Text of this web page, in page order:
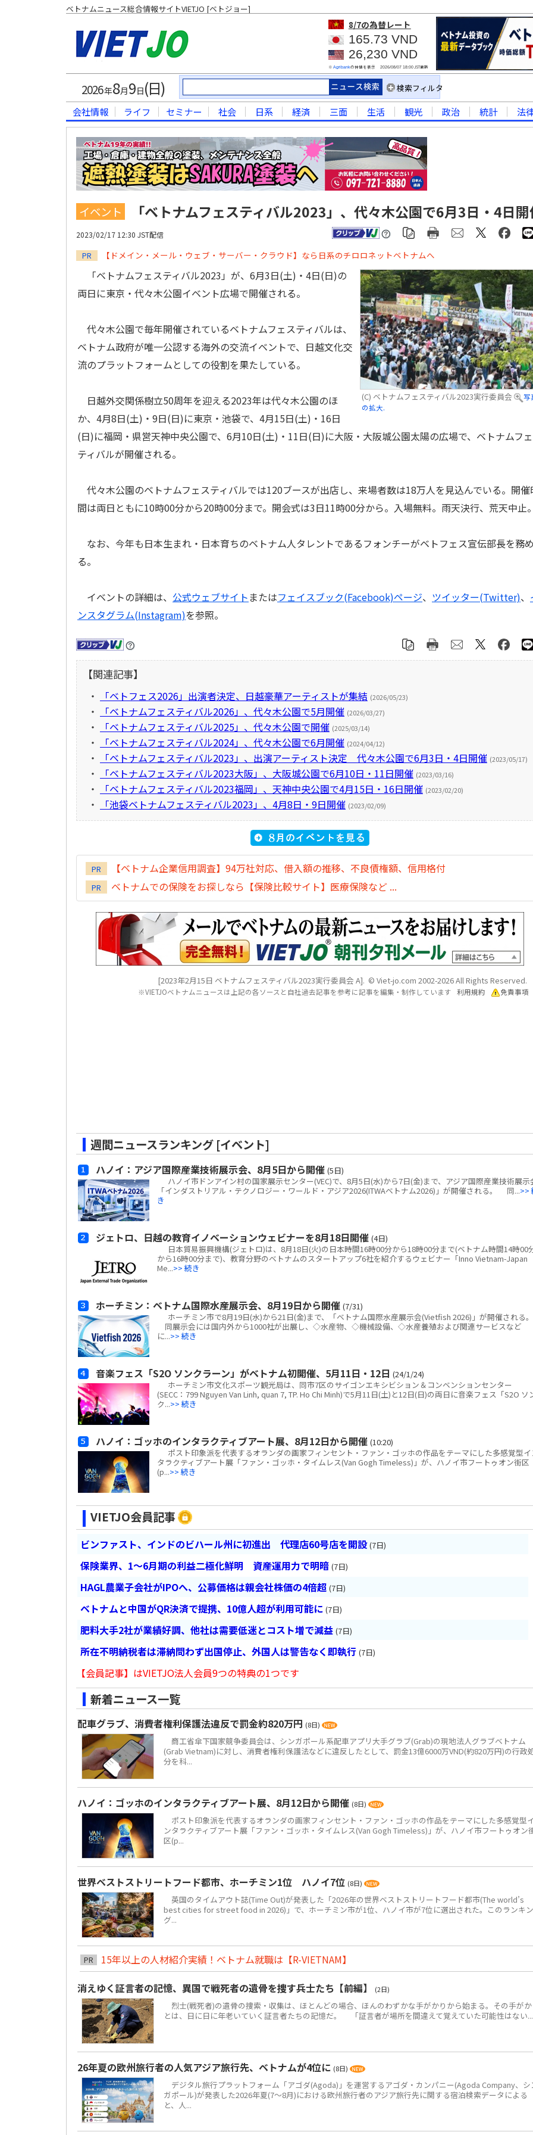
ベトナムニュース総合情報サイトVIETJO [ベトジョー]
8/7の為替レート
165.73 VND
26,230 VND
※ Agribankの仲値を表示 2026/08/07 18:00JST更新
2026年8月9 日(日) 検索フィルタ
会社情報 ライフ セミナー 社会 日系 経済 三面 生活 観光 政治 統計 法
イベント 「ベトナムフェスティバル2023」、代々木公園で6月3日・4日
2023/02/17 12:30 JST配信
PR 【ドメイン・メール・ウェブ・サーバー・クラウド】なら日系のチロロネットベトナムへ
(C) ベトナムフェスティバル2023実行委員会
写
の拡大.
「ベトナムフェスティバル2023」が、6月3日(土)・4日(日)の
両日に東京・代々木公園イベント広場で開催される。
代々木公園で毎年開催されているベトナムフェスティバルは、
ベトナム政府が唯一公認する海外の交流イベントで、日越文化交
流のプラットフォームとしての役割を果たしている。
日越外交関係樹立50周年を迎える2023年は代々木公園のほ
か、4月8日(土)・9日(日)に東京・池袋で、4月15日(土)・16日
(日)に福岡・県営天神中央公園で、6月10日(土)・11日(日)に大阪・大阪城公園太陽の広場で、ベトナムフ
ティバルが開催される。
代々木公園のベトナムフェスティバルでは120ブースが出店し、来場者数は18万人を見込んでいる。開催
間は両日ともに10時00分から20時00分まで。開会式は3日11時00分から。入場無料。雨天決行、荒天中止
なお、今年も日本生まれ・日本育ちのベトナム人タレントであるフォンチーがベトフェス宣伝部長を務
る。
イベントの詳細は、 公式ウェブサイト またはフェイスブック(Facebook)ページ、 ツイッター(Twitter)、
ンスタグラム(Instagram)を参照。
【関連記事】
・ 「ベトフェス2026」出演者決定、日越豪華アーティストが集結 (2026/05/23)
・ 「ベトナムフェスティバル2026」、代々木公園で5月開催 (2026/03/27)
・ 「ベトナムフェスティバル2025」、代々木公園で開催 (2025/03/14)
・ 「ベトナムフェスティバル2024」、代々木公園で6月開催 (2024/04/12)
・ 「ベトナムフェスティバル2023」、出演アーティスト決定 代々木公園で6月3日・4日開催 (2023/05/17)
・ 「ベトナムフェスティバル2023大阪」、大阪城公園で6月10日・11日開催 (2023/03/16)
・ 「ベトナムフェスティバル2023福岡」、天神中央公園で4月15日・16日開催 (2023/02/20)
・ 「池袋ベトナムフェスティバル2023」、4月8日・9日開催 (2023/02/09)
PR 【ベトナム企業信用調査】94万社対応、借入額の推移、不良債権額、信用格付
PR ベトナムでの保険をお探しなら【保険比較サイト】医療保険など ...
[2023年2月15日 ベトナムフェスティバル2023実行委員会 A]. © Viet-jo.com 2002-2026 All Rights Reserved.
※VIETJOベトナムニュースは上記の各ソースと自社過去記事を参考に記事を編集・制作しています 利用規約 免責事項
週間ニュースランキング [イベント]
ハノイ：アジア国際産業技術展示会、8月5日から開催 (5日)
ハノイ市ドンアイン村の国家展示センター(VEC)で、8月5日(水)から7日(金)まで、アジア国際産業技術展示
「インダストリアル・テクノロジー・ワールド・アジア2026(ITWAベトナム2026)」が開催される。 同...>>
き
ジェトロ、日越の教育イノベーションウェビナーを8月18日開催 (4日)
日本貿易振興機構(ジェトロ)は、8月18日(火)の日本時間16時00分から18時00分まで(ベトナム時間14時00
から16時00分まで)、教育分野のベトナムのスタートアップ6社を紹介するウェビナー「Inno Vietnam-Japan
Me...>> 続き
ホーチミン：ベトナム国際水産展示会、8月19日から開催 (7/31)
ホーチミン市で8月19日(水)から21日(金)まで、「ベトナム国際水産展示会(Vietfish 2026)」が開催される。
同展示会には国内外から1000社が出展し、◇水産物、◇機械設備、◇水産養殖および関連サービスなど
に...>> 続き
音楽フェス「S2O ソンクラーン」がベトナム初開催、5月11日・12日 (24/1/24)
ホーチミン市文化スポーツ観光局は、同市7区のサイゴンエキシビション＆コンベンションセンター
(SECC：799 Nguyen Van Linh, quan 7, TP. Ho Chi Minh)で5月11日(土)と12日(日)の両日に音楽フェス「S2O ソ
ク...>> 続き
ハノイ：ゴッホのインタラクティブアート展、8月12日から開催 (10:20)
ポスト印象派を代表するオランダの画家フィンセント・ファン・ゴッホの作品をテーマにした多感覚型
タラクティブアート展「ファン・ゴッホ・タイムレス(Van Gogh Timeless)」が、ハノイ市フートゥオン街区
(p...>> 続き
VIETJO会員記事
ビンファスト、インドのビハール州に初進出 代理店60号店を開設 (7日)
保険業界、1～6月期の利益二極化鮮明 資産運用力で明暗 (7日)
HAGL農業子会社がIPOへ、公募価格は親会社株価の4倍超 (7日)
ベトナムと中国がQR決済で提携、10億人超が利用可能に (7日)
肥料大手2社が業績好調、他社は需要低迷とコスト増で減益 (7日)
所在不明納税者は滞納問わず出国停止、外国人は警告なく即執行 (7日)
【会員記事】はVIETJO法人会員9つの特典の1つです
新着ニュース一覧
配車グラブ、消費者権利保護法違反で罰金約820万円 (8日)
商工省傘下国家競争委員会は、シンガポール系配車アプリ大手グラブ(Grab)の現地法人グラブベトナム
(Grab Vietnam)に対し、消費者権利保護法などに違反したとして、罰金13億6000万VND(約820万円)の行政
分を科...
ハノイ：ゴッホのインタラクティブアート展、8月12日から開催 (8日)
ポスト印象派を代表するオランダの画家フィンセント・ファン・ゴッホの作品をテーマにした多感覚型
ンタラクティブアート展「ファン・ゴッホ・タイムレス(Van Gogh Timeless)」が、ハノイ市フートゥオン
区(p...
世界ベストストリートフード都市、ホーチミン1位 ハノイ7位 (8日)
英国のタイムアウト誌(Time Out)が発表した「2026年の世界ベストストリートフード都市(The world’s
best cities for street food in 2026)」で、ホーチミン市が1位、ハノイ市が7位に選出された。このランキン
グ...
PR
15年以上の人材紹介実績！ベトナム就職は【R-VIETNAM】
消えゆく証言者の記憶、異国で戦死者の遺骨を捜す兵士たち【前編】
(2日)
烈士(戦死者)の遺骨の捜索・収集は、ほとんどの場合、ほんのわずかな手がかりから始まる。その手が
とは、日に日に年老いていく証言者たちの記憶だ。 「証言者が場所を間違えて覚えていた可能性はない...
26年夏の欧州旅行者の人気アジア旅行先、ベトナムが4位に (8日)
デジタル旅行プラットフォーム「アゴダ(Agoda)」を運営するアゴダ・カンパニー(Agoda Company、シ
ガポール)が発表した2026年夏(7～8月)における欧州旅行者のアジア旅行先に関する宿泊検索データによる
と、人...